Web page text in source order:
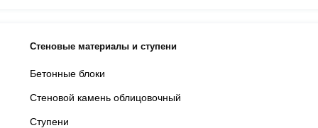
Стеновые материалы и ступени
Бетонные блоки
Стеновой камень облицовочный
Ступени